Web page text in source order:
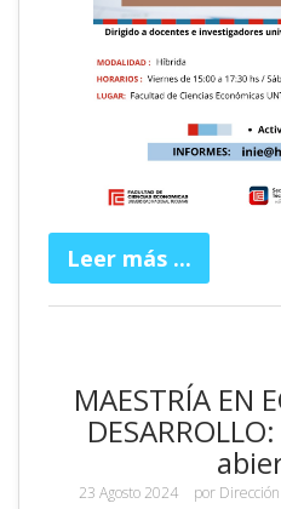
Leer más ...
MAESTRÍA EN
23 Agosto 2024 por